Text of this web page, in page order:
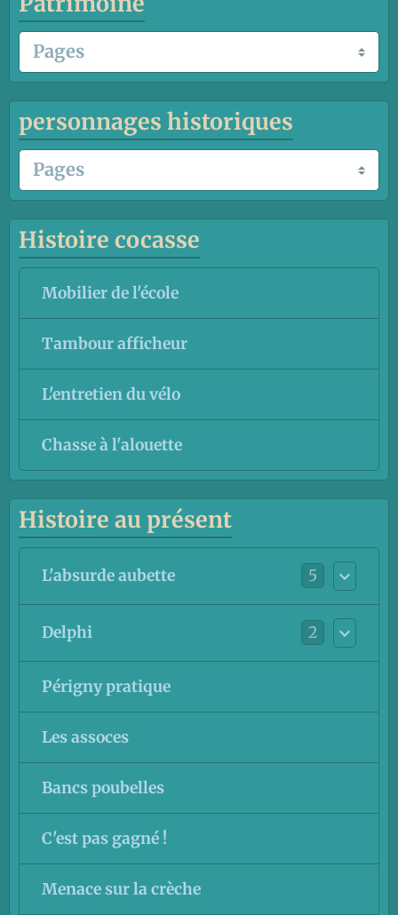
personnages historiques
Histoire cocasse
Mobilier de l'école
Tambour afficheur
L'entretien du vélo
Chasse à l'alouette
Histoire au présent
L'absurde aubette 5
Delphi 2
Périgny pratique
Les assoces
Bancs poubelles
C'est pas gagné !
Menace sur la crèche